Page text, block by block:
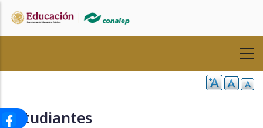
Estudiantes